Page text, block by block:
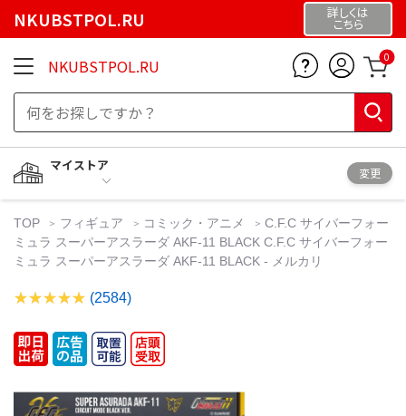
NKUBSTPOL.RU 詳しくは
こちら
NKUBSTPOL.RU 0
マイストア
変更
TOP フィギュア コミック・アニメ
C.F.C サイバーフォー
ミュラ スーパーアスラーダ AKF-11 BLACK C.F.C サイバーフォー
ミュラ スーパーアスラーダ AKF-11 BLACK - メルカリ
(2584)